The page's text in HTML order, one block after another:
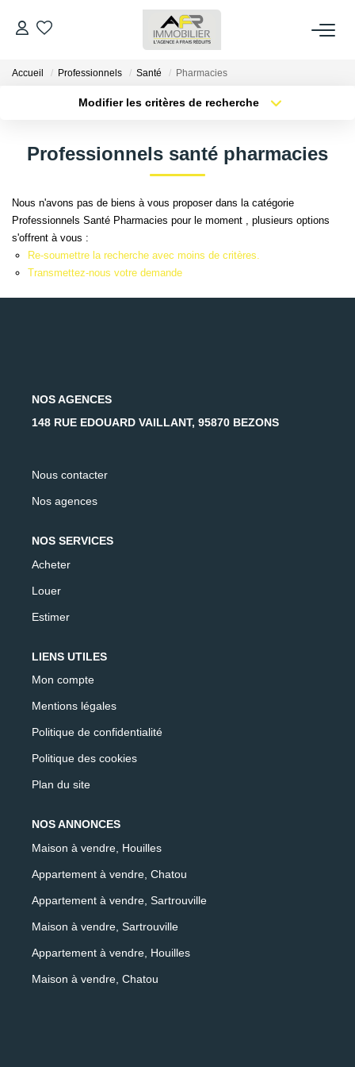
ACHETER
ESTIMER
FAIRE GÉRER
NOS AGENCES
Accueil Professionnels Santé Pharmacies
Modifier les critères de recherche
Type de bien
Surface min
Budget max Plus de critères
Professionnels santé pharmacies
Nous n'avons pas de biens à vous proposer dans la catégorie
Professionnels Santé Pharmacies pour le moment , plusieurs options
s'offrent à vous :
Re-soumettre la recherche avec moins de critères.
Transmettez-nous votre demande
NOS AGENCES
148 RUE EDOUARD VAILLANT, 95870 BEZONS
Nous contacter
Nos agences
NOS SERVICES
Acheter
Louer
Estimer
LIENS UTILES
Mon compte
Mentions légales
Politique de confidentialité
Politique des cookies
Plan du site
NOS ANNONCES
Maison à vendre, Houilles
Appartement à vendre, Chatou
Appartement à vendre, Sartrouville
Maison à vendre, Sartrouville
Appartement à vendre, Houilles
Maison à vendre, Chatou